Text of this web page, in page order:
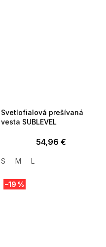
Svetlofialová prešívaná
vesta SUBLEVEL
54,96 €
S M L
–19 %